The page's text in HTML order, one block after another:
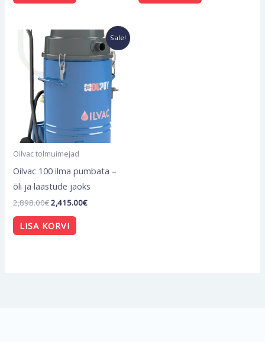
Sale!
Oilvac tolmuimejad
Oilvac 100 ilma pumbata –
õli ja laastude jaoks
2,898.00€
Algne
oli:
2,898.00€.
2,415.00€
Current
price
is:
2,415.00€.
LISA KORVI